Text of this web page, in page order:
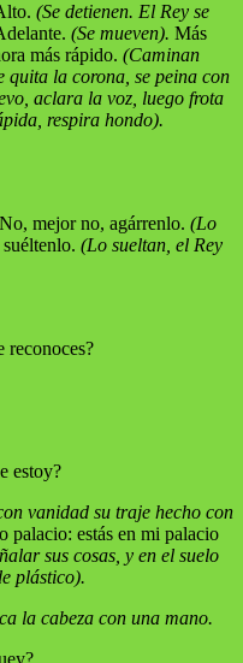
(Se detienen. El Rey se
(Se mueven). Más
más rápido. (Caminan
quita la corona, se peina con
aclara la voz, luego frota
respira hondo).
No, mejor no, agárrenlo. (Lo
(Lo sueltan, el Rey
reconoces?
estoy?
vanidad su traje hecho con
palacio: estás en mi palacio
sus cosas, y en el suelo
plástico).
la cabeza con una mano.